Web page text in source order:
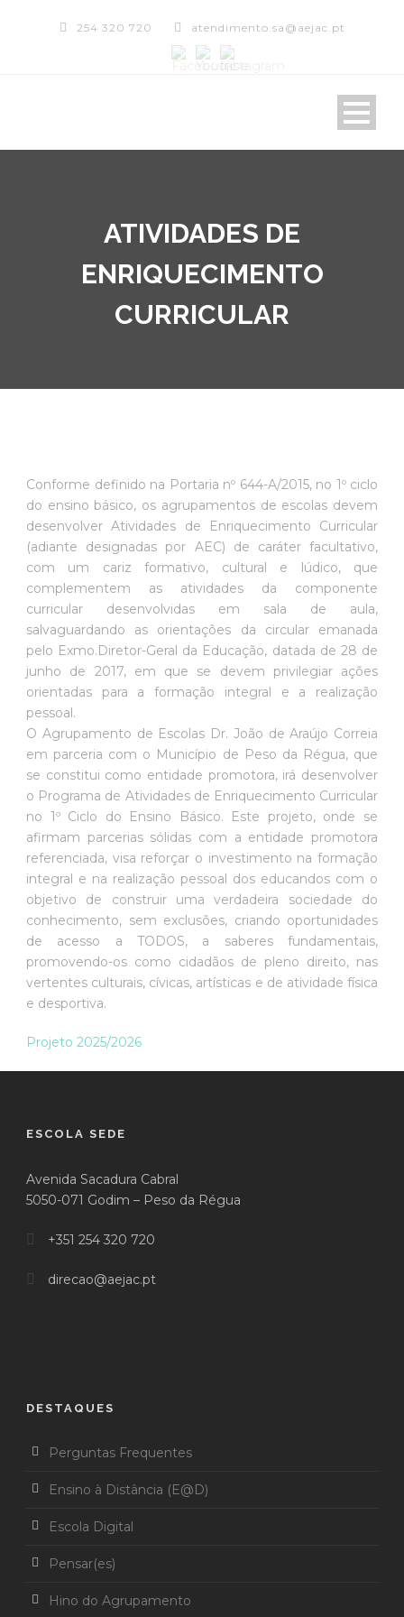
254 320 720 atendimento.sa@aejac.pt
ATIVIDADES DE
ENRIQUECIMENTO
CURRICULAR
Conforme definido na Portaria nº 644-A/2015, no 1º ciclo
do ensino básico, os agrupamentos de escolas devem
desenvolver Atividades de Enriquecimento Curricular
(adiante designadas por AEC) de caráter facultativo,
com um cariz formativo, cultural e lúdico, que
complementem as atividades da componente
curricular desenvolvidas em sala de aula,
salvaguardando as orientações da circular emanada
pelo Exmo.Diretor-Geral da Educação, datada de 28 de
junho de 2017, em que se devem privilegiar ações
orientadas para a formação integral e a realização
pessoal.
O Agrupamento de Escolas Dr. João de Araújo Correia
em parceria com o Município de Peso da Régua, que
se constitui como entidade promotora, irá desenvolver
o Programa de Atividades de Enriquecimento Curricular
no 1º Ciclo do Ensino Básico. Este projeto, onde se
afirmam parcerias sólidas com a entidade promotora
referenciada, visa reforçar o investimento na formação
integral e na realização pessoal dos educandos com o
objetivo de construir uma verdadeira sociedade do
conhecimento, sem exclusões, criando oportunidades
de acesso a TODOS, a saberes fundamentais,
promovendo-os como cidadãos de pleno direito, nas
vertentes culturais, cívicas, artísticas e de atividade física
e desportiva.
Projeto 2025/2026
ESCOLA SEDE
Avenida Sacadura Cabral
5050-071 Godim – Peso da Régua
+351 254 320 720
direcao@aejac.pt
DESTAQUES
Perguntas Frequentes
Ensino à Distância (E@D)
Escola Digital
Pensar(es)
Hino do Agrupamento